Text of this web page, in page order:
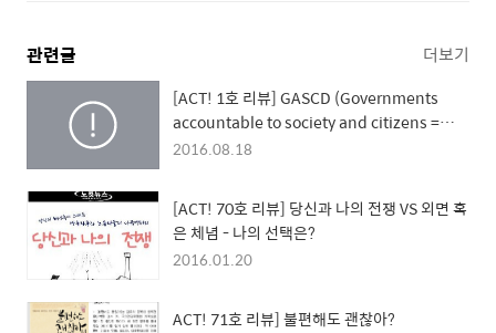
관련글 더보기
[ACT! 1호 리뷰] GASCD (Governments
accountable to society and citizens =
Democracy)
2016.08.18
[ACT! 70호 리뷰] 당신과 나의 전쟁 VS 외면 혹
은 체념 - 나의 선택은?
2016.01.20
ACT! 71호 리뷰] 불편해도 괜찮아?